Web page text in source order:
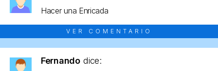
Hacer una Enricada
VER COMENTARIO
Fernando dice: